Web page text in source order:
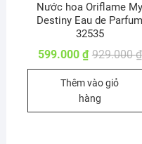
Nước hoa Oriflame My
Destiny Eau de Parfum
32535
929.000₫
599.000 ₫
Thêm vào giỏ
hàng